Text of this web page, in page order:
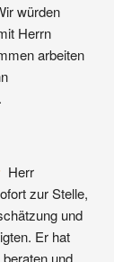
würden
Herrn
arbeiten
Herr
zur Stelle,
und
Er hat
und